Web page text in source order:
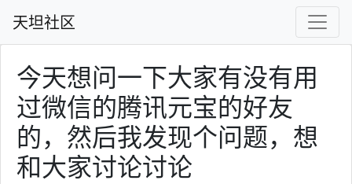
天坦社区
今天想问一下大家有没有用
过微信的腾讯元宝的好友
的，然后我发现个问题，想
和大家讨论讨论